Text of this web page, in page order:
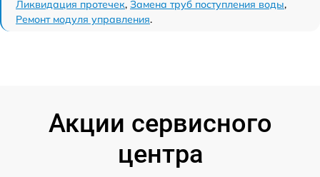
Ликвидация протечек, Замена труб поступления воды,
Ремонт модуля управления.
Акции сервисного
центра